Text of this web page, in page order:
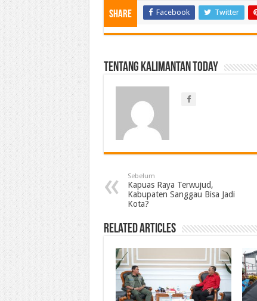
Share Facebook Twitter
Tentang Kalimantan Today
Sebelum
Kapuas Raya Terwujud,
Kabupaten Sanggau Bisa Jadi
Kota?
Related Articles